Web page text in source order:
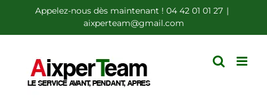
au
contenu
Appelez-nous dès maintenant ! 04 42 01 01 27 |
aixperteam@gmail.com